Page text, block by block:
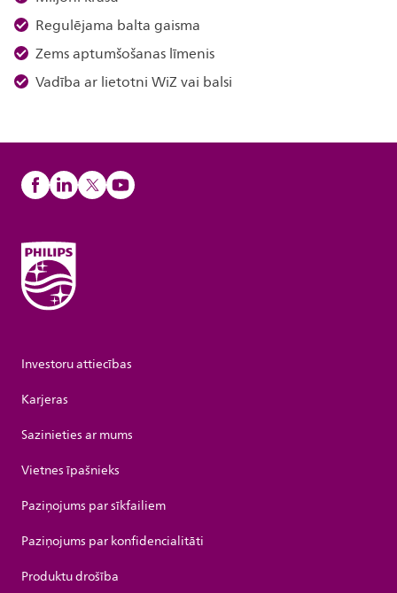
Regulējama balta gaisma
Zems aptumšošanas līmenis
Vadība ar lietotni WiZ vai balsi
Investoru attiecības
Karjeras
Sazinieties ar mums
Vietnes īpašnieks
Paziņojums par sīkfailiem
Paziņojums par konfidencialitāti
Produktu drošība